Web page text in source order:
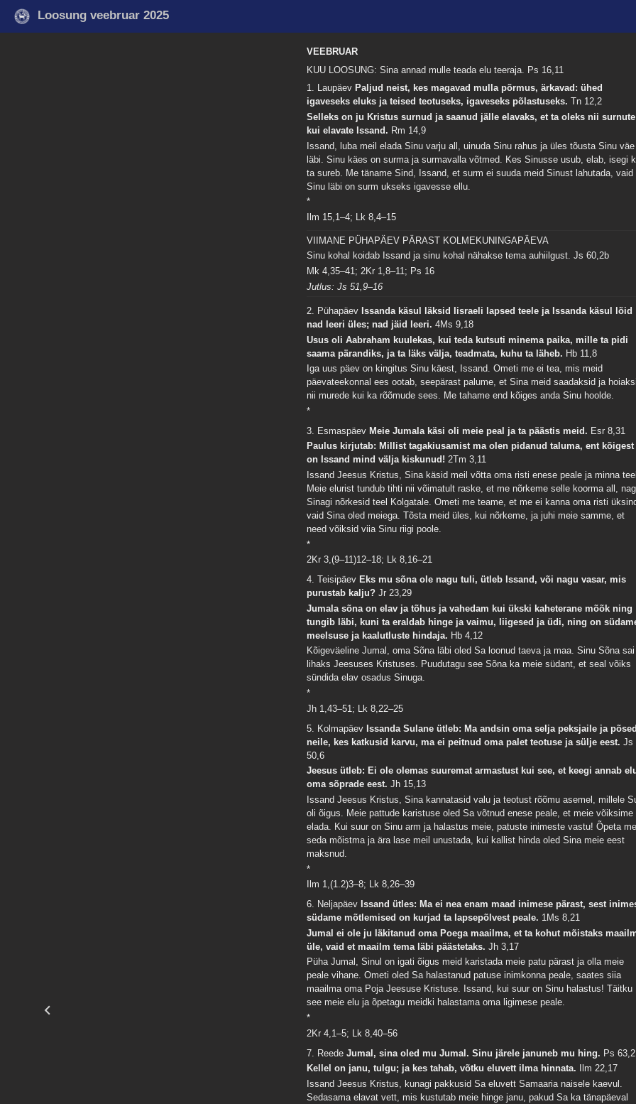
Loosung veebruar 2025
VEEBRUAR
KUU LOOSUNG: Sina annad mulle teada elu teeraja.
Ps 16,11
1. Laupäev Paljud neist, kes magavad mulla põrmus, ärkavad: ühed
igaveseks eluks ja teised teotuseks, igaveseks põlastuseks.Tn 12,2
Selleks on ju Kristus surnud ja saanud jälle elavaks, et ta oleks nii surnute
kui elavate Issand. Rm 14,9
Issand, luba meil elada Sinu varju all, uinuda Sinu rahus ja üles tõusta Sinu väe
läbi. Sinu käes on surma ja surmavalla võtmed. Kes Sinusse usub, elab, isegi
ta sureb. Me täname Sind, Issand, et surm ei suuda meid Sinust lahutada, vaid
Sinu läbi on surm ukseks igavesse ellu.
*
Ilm 15,1–4; Lk 8,4–15
VIIMANE PÜHAPÄEV PÄRAST KOLMEKUNINGAPÄEVA
Sinu kohal koidab Issand ja sinu kohal nähakse tema auhiilgust.Js 60,2b
Mk 4,35–41; 2Kr 1,8–11; Ps 16
Jutlus: Js 51,9–16
2. Pühapäev Issanda käsul läksid Iisraeli lapsed teele ja Issanda käsul lõid
nad leeri üles; nad jäid leeri.4Ms 9,18
Usus oli Aabraham kuulekas, kui teda kutsuti minema paika, mille ta pidi
saama pärandiks, ja ta läks välja, teadmata, kuhu ta läheb. Hb 11,8
Iga uus päev on kingitus Sinu käest, Issand. Ometi me ei tea, mis meid
päevateekonnal ees ootab, seepärast palume, et Sina meid saadaksid ja
nii murede kui ka rõõmude sees. Me tahame end kõiges anda Sinu hoolde.
*
3. Esmaspäev Meie Jumala käsi oli meie peal ja ta päästis meid. Esr 8,31
Paulus kirjutab: Millist tagakiusamist ma olen pidanud taluma, ent kõigest
on Issand mind välja kiskunud!2Tm 3,11
Issand Jeesus Kristus, Sina käsid meil võtta oma risti enese peale ja minna
Meie elurist tundub tihti nii võimatult raske, et me nõrkeme selle koorma all,
Sinagi nõrkesid teel Kolgatale. Ometi me teame, et me ei kanna oma risti
vaid Sina oled meiega. Tõsta meid üles, kui nõrkeme, ja juhi meie samme, et
need võiksid viia Sinu riigi poole.
*
2Kr 3,(9–11)12–18; Lk 8,16–21
4. Teisipäev Eks mu sõna ole nagu tuli, ütleb Issand, või nagu vasar, mis
purustab kalju?Jr 23,29
Jumala sõna on elav ja tõhus ja vahedam kui ükski kaheterane mõõk ning
tungib läbi, kuni ta eraldab hinge ja vaimu, liigesed ja üdi, ning on
meelsuse ja kaalutluste hindaja. Hb 4,12
Kõigeväeline Jumal, oma Sõna läbi oled Sa loonud taeva ja maa. Sinu Sõna sai
lihaks Jeesuses Kristuses. Puudutagu see Sõna ka meie südant, et seal võiks
sündida elav osadus Sinuga.
*
Jh 1,43–51; Lk 8,22–25
5. KolmapäevIssanda Sulane ütleb: Ma andsin oma selja peksjaile ja
neile, kes katkusid karvu, ma ei peitnud oma palet teotuse ja sülje eest.Js
50,6
Jeesus ütleb: Ei ole olemas suuremat armastust kui see, et keegi annab
oma sõprade eest.Jh 15,13
Issand Jeesus Kristus, Sina kannatasid valu ja teotust rõõmu asemel, millele
oli õigus. Meie pattude karistuse oled Sa võtnud enese peale, et meie võiksime
elada. Kui suur on Sinu arm ja halastus meie, patuste inimeste vastu! Õpeta
seda mõistma ja ära lase meil unustada, kui kallist hinda oled Sina meie eest
maksnud.
*
Ilm 1,(1.2)3–8; Lk 8,26–39
6. Neljapäev Issand ütles: Ma ei nea enam maad inimese pärast, sest
südame mõtlemised on kurjad ta lapsepõlvest peale. 1Ms 8,21
Jumal ei ole ju läkitanud oma Poega maailma, et ta kohut mõistaks
üle, vaid et maailm tema läbi päästetaks.Jh 3,17
Püha Jumal, Sinul on igati õigus meid karistada meie patu pärast ja olla meie
peale vihane. Ometi oled Sa halastanud patuse inimkonna peale, saates siia
maailma oma Poja Jeesuse Kristuse. Issand, kui suur on Sinu halastus! Täitku
see meie elu ja õpetagu meidki halastama oma ligimese peale.
*
2Kr 4,1–5; Lk 8,40–56
7. ReedeJumal, sina oled mu Jumal. Sinu järele januneb mu hing. Ps 63,2
Kellel on janu, tulgu; ja kes tahab, võtku eluvett ilma hinnata.
Ilm 22,17
Issand Jeesus Kristus, kunagi pakkusid Sa eluvett Samaaria naisele kaevul.
Sedasama elavat vett, mis kustutab meie hinge janu, pakud Sa ka tänapäeval